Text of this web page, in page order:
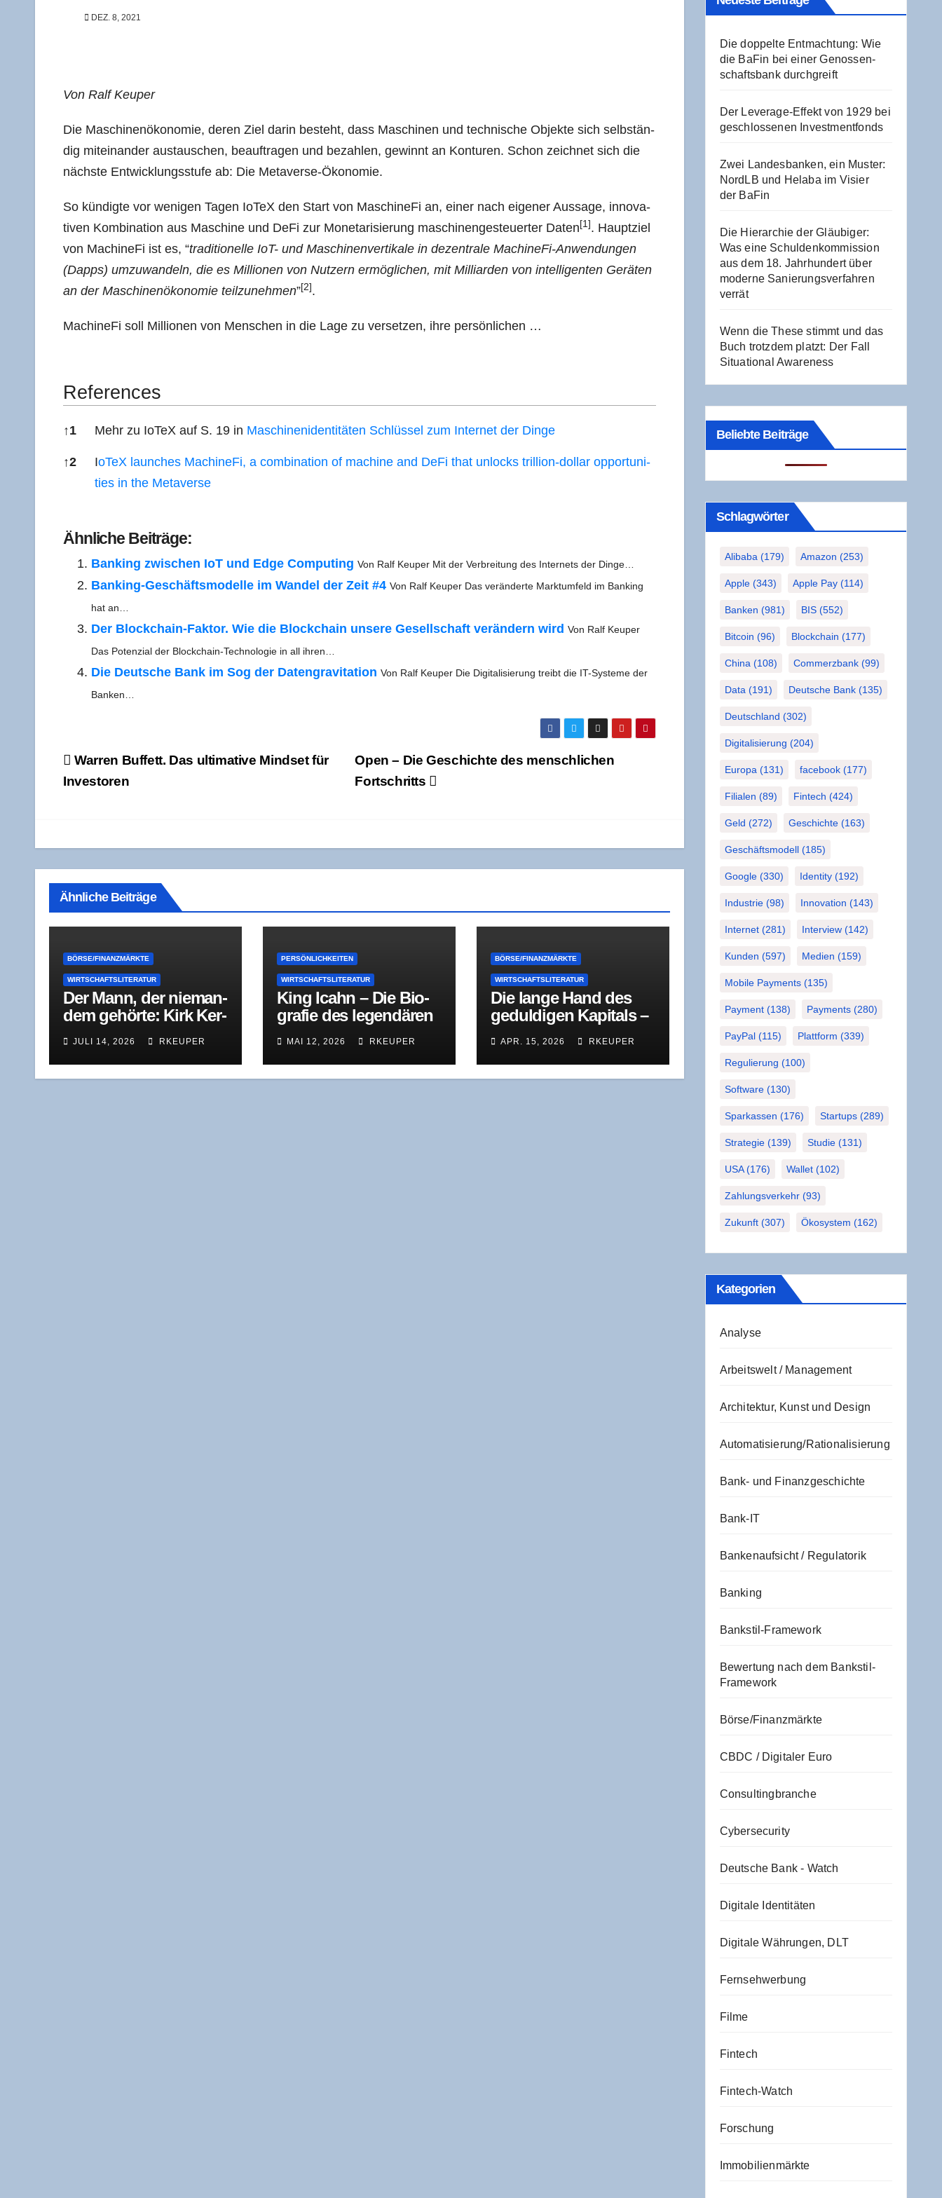
DEZ. 8, 2021
Von Ralf Keuper
Die Maschi­nen­öko­no­mie, deren Ziel dar­in besteht, dass Maschi­nen und tech­ni­sche Objek­te sich selb­stän­
dig mit­ein­an­der aus­tau­schen, beauf­tra­gen und bezah­len, gewinnt an Kon­tu­ren. Schon zeich­net sich die
nächs­te Ent­wick­lungs­stu­fe ab: Die Metaverse-Ökonomie.
So kün­dig­te vor weni­gen Tagen IoTeX den Start von Maschi­ne­Fi an, einer nach eige­ner Aus­sa­ge, inno­va­
ti­ven Kom­bi­na­ti­on aus Maschi­ne und DeFi zur Mone­ta­ri­sie­rung maschi­nen­ge­steu­er­ter Daten [1] . Haupt­ziel
von Machi­ne­Fi ist es, “tra­di­tio­nel­le IoT- und Maschi­nen­ver­ti­ka­le in dezen­tra­le Machi­ne­Fi-Anwen­dun­gen
(Dapps) umzu­wan­deln, die es Mil­lio­nen von Nut­zern ermög­li­chen, mit Mil­li­ar­den von intel­li­gen­ten Gerä­ten
an der Maschi­nen­öko­no­mie teil­zu­neh­men”[2] .
Machi­ne­Fi soll Mil­lio­nen von Men­schen in die Lage zu ver­set­zen, ihre persönlichen …
Refe­ren­ces
↑1 Mehr zu IoTeX auf S. 19 in Maschi­nen­iden­ti­tä­ten Schlüs­sel zum Inter­net der Dinge
↑2 IoTeX laun­ches Machi­ne­Fi, a com­bi­na­ti­on of machi­ne and DeFi that unlocks tril­li­on-dol­lar oppor­tu­ni­
ties in the Metaverse
Ähn­li­che Beiträge:
Ban­king zwi­schen IoT und Edge Com­pu­ting Von Ralf Keu­per Mit der Ver­brei­tung des Inter­nets der Dinge…
Ban­king-Geschäfts­­­mo­­del­­le im Wan­del der Zeit #4 Von Ralf Keu­per Das ver­än­der­te Markt­um­feld im Ban­king
hat an…
Der Block­chain-Fak­­tor. Wie die Block­chain unse­re Gesell­schaft ver­än­dern wird Von Ralf Keu­per
Das Poten­zi­al der Block­chain-Tech­­no­­lo­­gie in all ihren…
Die Deut­sche Bank im Sog der Daten­gra­vi­ta­ti­on Von Ralf Keu­per Die Digi­ta­li­sie­rung treibt die IT-Sys­­te­­me der
Banken…
Beitragsnavigation
Open – Die Geschich­te des mensch­li­chen
Fortschritts
War­ren Buf­fett. Das ulti­ma­ti­ve Mind­set für
Investoren
Ähnliche Beiträge
BÖRSE/FINANZMÄRKTE
WIRTSCHAFTSLITERATUR
Der Mann, der nie­man­
dem gehör­te: Kirk Ker­
der stil­len Wette
JULI 14, 2026 RKEUPER
PERSÖNLICHKEITEN
WIRTSCHAFTSLITERATUR
King Icahn – Die Bio­
gra­fie des legen­dä­ren
MAI 12, 2026 RKEUPER
BÖRSE/FINANZMÄRKTE
WIRTSCHAFTSLITERATUR
Die lan­ge Hand des
gedul­di­gen Kapi­tals –
Die 100-Bagger-
Formel
APR. 15, 2026 RKEUPER
Die dop­pel­te Ent­mach­tung: Wie
die BaFin bei einer Genos­sen­
schafts­bank durchgreift
Der Levera­ge-Effekt von 1929 bei
geschlos­se­nen Investmentfonds
Zwei Lan­des­ban­ken, ein Mus­ter:
NordLB und Hela­ba im Visier
der BaFin
Die Hier­ar­chie der Gläu­bi­ger:
Was eine Schul­den­kom­mis­si­on
aus dem 18. Jahr­hun­dert über
moder­ne Sanie­rungs­ver­fah­ren
verrät
Wenn die The­se stimmt und das
Buch trotz­dem platzt: Der Fall
Situa­tio­nal Awareness
Beliebte Beiträge
Schlag­wör­ter
Alibaba (179) Amazon (253)
Apple(343) Apple Pay(114)
Banken (981) BIS(552)
Bitcoin (96) Blockchain (177)
China (108) Commerzbank(99)
Data (191) Deutsche Bank(135)
Deutschland (302)
Digitalisierung (204)
Europa (131) facebook(177)
Filialen (89) Fintech (424)
Geld (272) Geschichte(163)
Geschäftsmodell(185)
Google(330) Identity(192)
Industrie(98) Innovation (143)
Internet(281) Interview(142)
Kunden (597) Medien (159)
Mobile Payments(135)
Payment(138) Payments(280)
PayPal(115) Plattform (339)
Regulierung (100)
Software(130)
Sparkassen (176) Startups(289)
Strategie(139) Studie(131)
USA(176) Wallet(102)
Zahlungsverkehr(93)
Zukunft(307) Ökosystem (162)
Kate­go­rien
Analyse
Arbeitswelt / Management
Architektur, Kunst und Design
Automatisierung/Rationalisierung
Bank- und Finanzgeschichte
Bank-IT
Bankenaufsicht / Regulatorik
Banking
Bankstil-Framework
Bewertung nach dem Bankstil-
Framework
Börse/Finanzmärkte
CBDC / Digitaler Euro
Consultingbranche
Cybersecurity
Deutsche Bank - Watch
Digitale Identitäten
Digitale Währungen, DLT
Fernsehwerbung
Filme
Fintech
Fintech-Watch
Forschung
Immobilienmärkte